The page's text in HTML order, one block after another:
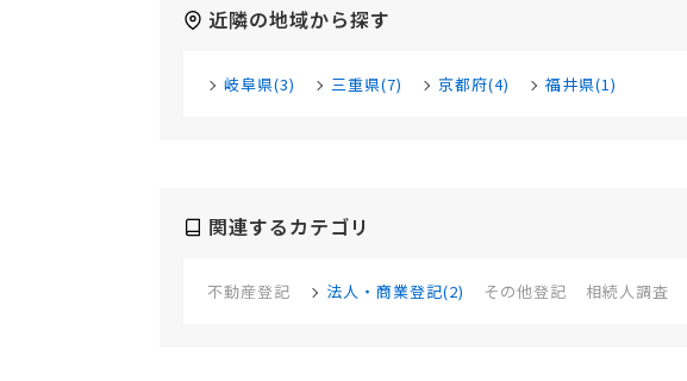
近隣の地域から探す
岐阜県(3) 三重県(7) 京都府(4) 福井県(1)
関連するカテゴリ
不動産登記 法人・商業登記(2) その他登記 相続人調査